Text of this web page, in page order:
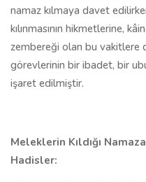
namaz kılmaya davet
kılınmasının hikmetlerine,
zembereği olan bu vakitlere
görevlerinin bir ibadet, bir
işaret edilmiştir.
Meleklerin Kıldığı
Hadisler: